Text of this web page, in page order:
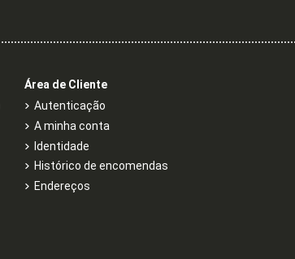
Área de Cliente
Autenticação
A minha conta
Identidade
Histórico de encomendas
Endereços